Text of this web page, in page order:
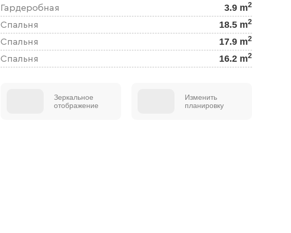
Гардеробная 3.9 m2
Спальня 18.5 m2
Спальня 17.9 m2
Спальня 16.2 m2
Зеркальное
отображение
Изменить
планировку